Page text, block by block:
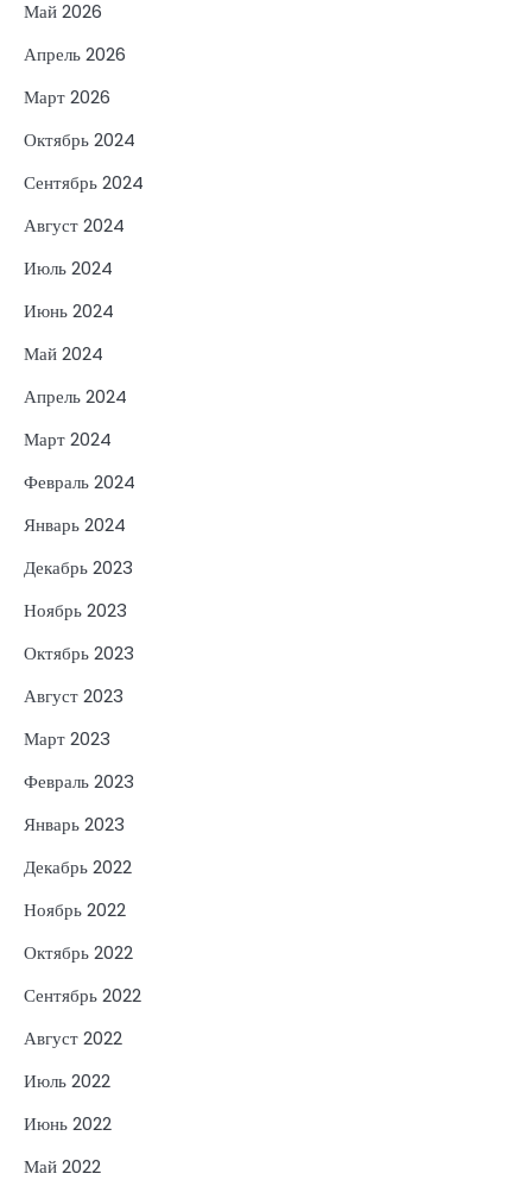
Май 2026
Апрель 2026
Март 2026
Октябрь 2024
Сентябрь 2024
Август 2024
Июль 2024
Июнь 2024
Май 2024
Апрель 2024
Март 2024
Февраль 2024
Январь 2024
Декабрь 2023
Ноябрь 2023
Октябрь 2023
Август 2023
Март 2023
Февраль 2023
Январь 2023
Декабрь 2022
Ноябрь 2022
Октябрь 2022
Сентябрь 2022
Август 2022
Июль 2022
Июнь 2022
Май 2022